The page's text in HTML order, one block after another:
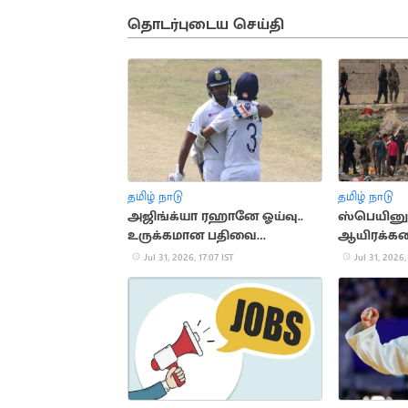
தொடர்புடைய செய்தி
தமிழ் நாடு
அஜிங்க்யா ரஹானே ஓய்வு..
உருக்கமான பதிவை
வெளியிட்ட ரோகித் சர்மா
Jul 31, 2026, 17:07 IST
தமிழ் நாடு
நெரிசலில்
Jul 31, 2026,